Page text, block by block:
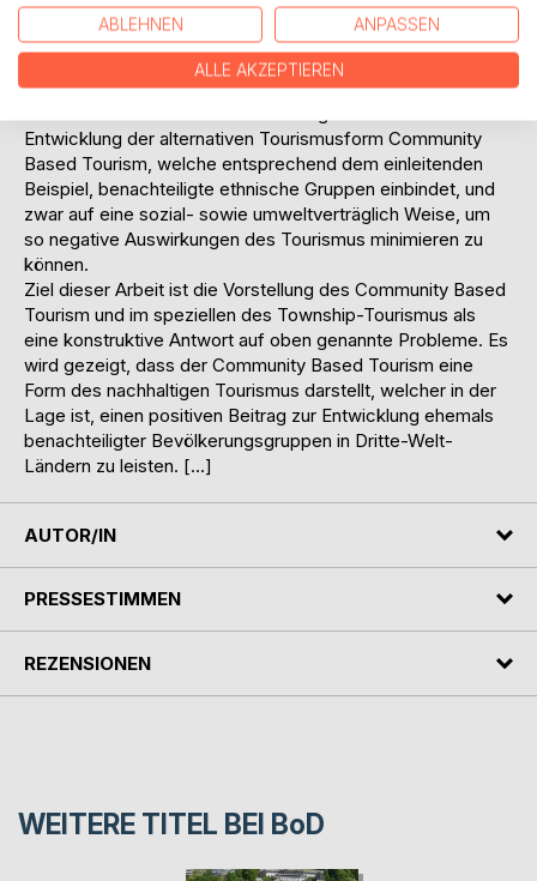
Probleme wie steigender Kriminalität, hoher
Arbeitslosigkeit, zunehmender Armut oder auch starker
regionaler Disparitäten.
Um dem entgegen wirken zu können, setzen eine Vielzahl
Entwicklung der alternativen Tourismusform Community
Based Tourism, welche entsprechend dem einleitenden
Beispiel, benachteiligte ethnische Gruppen einbindet, und
zwar auf eine sozial- sowie umweltverträglich Weise, um
so negative Auswirkungen des Tourismus minimieren zu
können.
Ziel dieser Arbeit ist die Vorstellung des Community Based
Tourism und im speziellen des Township-Tourismus als
eine konstruktive Antwort auf oben genannte Probleme. Es
wird gezeigt, dass der Community Based Tourism eine
Form des nachhaltigen Tourismus darstellt, welcher in der
Lage ist, einen positiven Beitrag zur Entwicklung ehemals
benachteiligter Bevölkerungsgruppen in Dritte-Welt-
Ländern zu leisten. […]
AUTOR/IN
PRESSESTIMMEN
REZENSIONEN
WEITERE TITEL BEI BoD
ABLEHNEN ANPASSEN
ALLE AKZEPTIEREN